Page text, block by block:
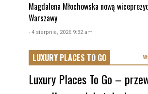
Magdalena Młochowska nową
Warszawy
- 4 sierpnia, 2026 9:32 am
LUXURY PLACES TO GO
Luxury Places To Go –